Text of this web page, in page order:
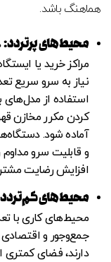
هماهنگ باشد.
محیط‌های پرتردد:
مراکز خرید یا
نیاز به سرو سریع
استفاده از مدل‌های
کردن مکرر مخازن
آماده شود.
و قابلیت سرو
افزایش رضایت
محیط‌های کم‌تردد
محیط‌های کاری با
جمع‌وجور و
دارند، فضای